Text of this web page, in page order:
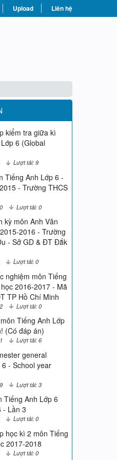
Upload Liên hệ
kiểm tra giữa kì
6 (Global
Lượt tải: 9
Tiếng Anh Lớp 6 -
- Trường THCS
Lượt tải: 0
kỳ môn Anh Văn
2016 - Trường
- Sở GD & ĐT Đắk
Lượt tải: 0
nghiệm môn Tiếng
2016-2017 - Mã
TP Hồ Chí Minh
Lượt tải: 0
Tiếng Anh Lớp
(Có đáp án)
Lượt tải: 6
general
- School year
Lượt tải: 3
Tiếng Anh Lớp 6
- Lần 3
Lượt tải: 0
học kì 2 môn Tiếng
2017-2018
Lượt tải: 0